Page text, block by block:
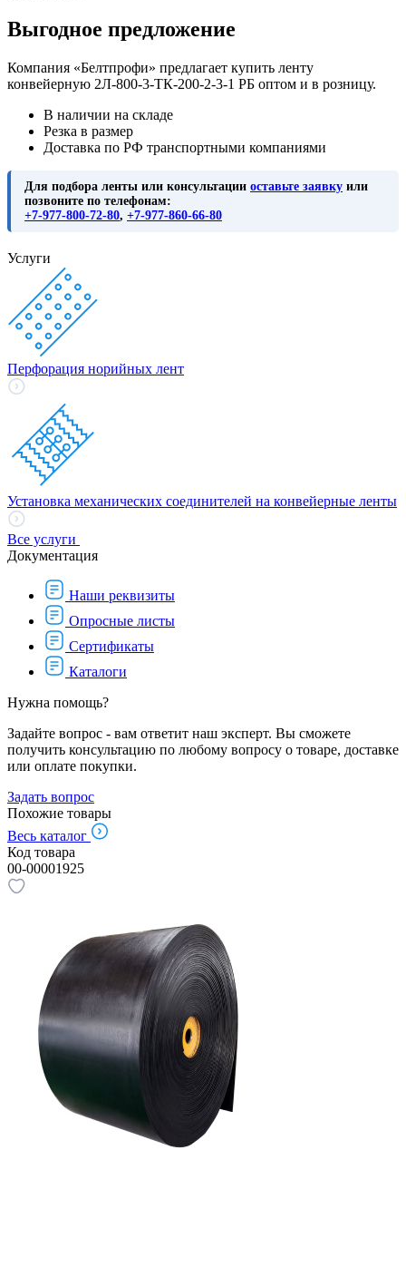
Выгодное предложение
Компания «Белтпрофи» предлагает купить ленту
конвейерную 2Л-800-3-ТК-200-2-3-1 РБ оптом и в розницу.
В наличии на складе
Резка в размер
Доставка по РФ транспортными компаниями
Для подбора ленты или консультации оставьте заявку или
позвоните по телефонам:
+7-977-800-72-80, +7-977-860-66-80
Услуги
Перфорация норийных лент
Установка механических соединителей на конвейерные ленты
Все услуги
Документация
Наши реквизиты
Опросные листы
Сертификаты
Каталоги
Нужна помощь?
Задайте вопрос - вам ответит наш эксперт. Вы сможете
получить консультацию по любому вопросу о товаре, доставке
или оплате покупки.
Задать вопрос
Похожие товары
Весь каталог
Код товара
00-00001925